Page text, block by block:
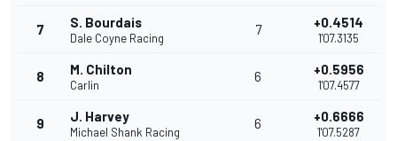
7 S. Bourdais
Dale Coyne Racing
7 +0.4514
1'07.3135
8 M. Chilton
Carlin
6 +0.5956
1'07.4577
9 J. Harvey
Michael Shank Racing
6 +0.6666
1'07.5287